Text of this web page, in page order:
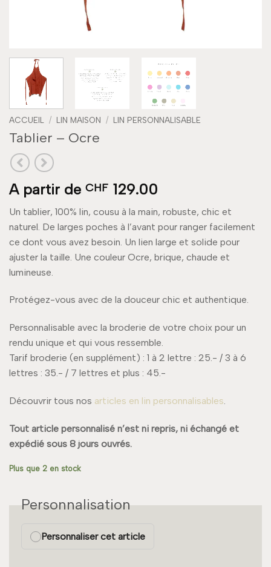
ACCUEIL / LIN MAISON / LIN PERSONNALISABLE
Tablier – Ocre
A partir de CHF 129.00
Un tablier, 100% lin, cousu à la main, robuste, chic et
naturel. De larges poches à l’avant pour ranger facilement
ce dont vous avez besoin. Un lien large et solide pour
ajuster la taille. Une couleur Ocre, brique, chaude et
lumineuse.
Protégez-vous avec de la douceur chic et authentique.
Personnalisable avec la broderie de votre choix pour un
rendu unique et qui vous ressemble.
Tarif broderie (en supplément) : 1 à 2 lettre : 25.- / 3 à 6
lettres : 35.- / 7 lettres et plus : 45.-
Découvrir tous nos articles en lin personnalisables.
Tout article personnalisé n’est ni repris, ni échangé et
expédié sous 8 jours ouvrés.
Plus que 2 en stock
Personnalisation
Personnaliser cet article